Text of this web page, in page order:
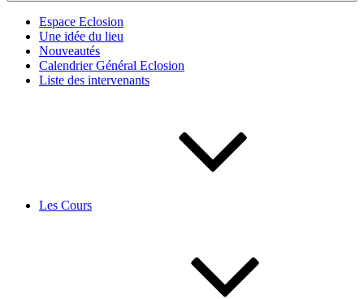
Espace Eclosion
Une idée du lieu
Nouveautés
Calendrier Général Eclosion
Liste des intervenants
Les Cours